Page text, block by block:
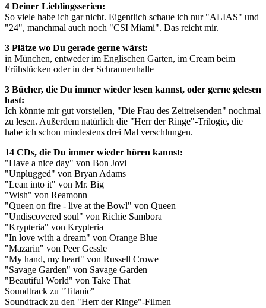
4 Deiner Lieblingsserien:
So viele habe ich gar nicht. Eigentlich schaue ich nur "ALIAS" und
"24", manchmal auch noch "CSI Miami". Das reicht mir.
3 Plätze wo Du gerade gerne wärst:
in München, entweder im Englischen Garten, im Cream beim
Frühstücken oder in der Schrannenhalle
3 Bücher, die Du immer wieder lesen kannst, oder gerne gelesen
hast:
Ich könnte mir gut vorstellen, "Die Frau des Zeitreisenden" nochmal
zu lesen. Außerdem natürlich die "Herr der Ringe"-Trilogie, die
habe ich schon mindestens drei Mal verschlungen.
14 CDs, die Du immer wieder hören kannst:
"Have a nice day" von Bon Jovi
"Unplugged" von Bryan Adams
"Lean into it" von Mr. Big
"Wish" von Reamonn
"Queen on fire - live at the Bowl" von Queen
"Undiscovered soul" von Richie Sambora
"Krypteria" von Krypteria
"In love with a dream" von Orange Blue
"Mazarin" von Peer Gessle
"My hand, my heart" von Russell Crowe
"Savage Garden" von Savage Garden
"Beautiful World" von Take That
Soundtrack zu "Titanic"
Soundtrack zu den "Herr der Ringe"-Filmen